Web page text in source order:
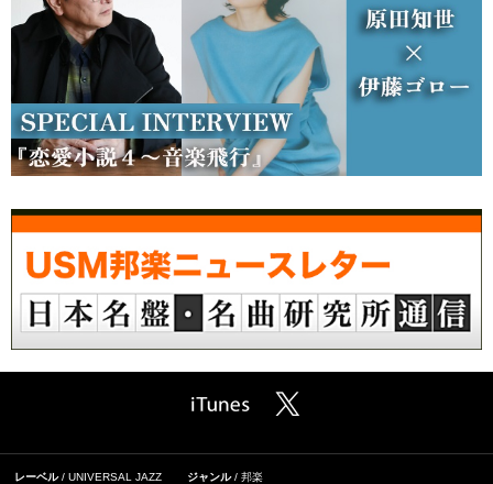
レーベル UNIVERSAL JAZZ ジャンル 邦楽